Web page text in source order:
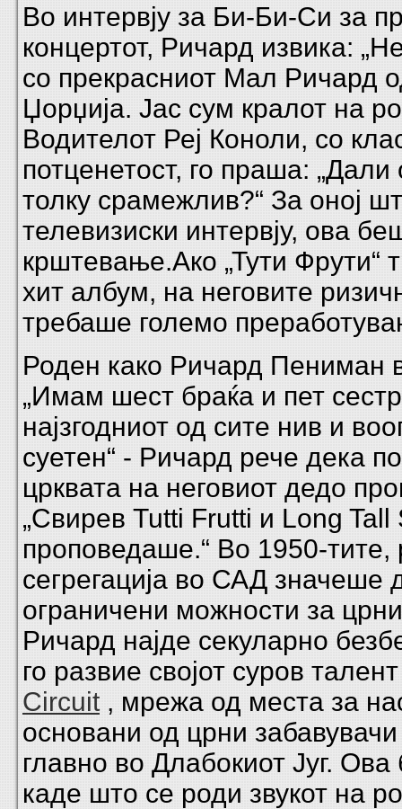
Во интервју за Би-Би-Си за
концертот, Ричард извика:
со прекрасниот Мал Ричард
Џорџија. Јас сум кралот на
Водителот Реј Коноли, со
потценетост, го праша:
толку срамежлив?“ За оној
телевизиски интервју, ова
крштевање.Ако „Тути Фрути“
хит албум, на неговите
требаше големо
Роден како Ричард Пениман
„Имам шест браќа и пет
најзгодниот од сите нив и
суетен“ - Ричард рече дека
црквата на неговиот дедо
„Свирев Tutti Frutti и Long Tall
проповедаше.“ Во 1950-тите,
сегрегација во САД значеше
ограничени можности за
Ричард најде секуларно
го развие својот суров
Circuit, мрежа од места за
основани од црни
главно во Длабокиот Југ.
каде што се роди звукот на